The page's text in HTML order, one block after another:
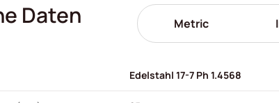
Daten Metric
Edelstahl 17-7 Ph 1.4568